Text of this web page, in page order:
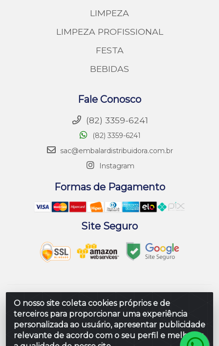
O nosso site coleta cookies próprios e de
terceiros para proporcionar uma experiência
personalizada ao usuário, apresentar publicidade
relevante de acordo com o seu perfil e melhorar
LIMPEZA
LIMPEZA PROFISSIONAL
FESTA
BEBIDAS
Fale Conosco
(82) 3359-6241
(82) 3359-6241
sac@embalardistribuidora.com.br
Instagram
Formas de Pagamento
Site Seguro
Embalar Distribuidora de Embalagens LTDA - Rodovia
Br 104 Al, Loteamento Paraiso, S/N - Prefeito Antonio L
de Souza, Rio Largo/AL - CEP 57100-000 - CNPJ
10.347.424/0001-80